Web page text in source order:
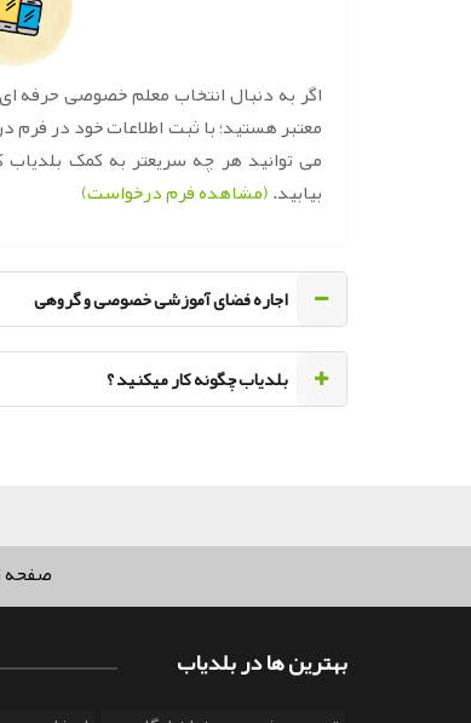
اگر به دنبال انتخاب معلم خصوصی حرفه
معتبر هستید؛ با ثبت اطلاعات خود در
می توانید هر چه سریعتر به کمک
بیابید.(مشاهده فرم درخواست)
اجاره فضای آموزشی خصوصی و گروهی
‌بلدیاب چگونه کار میکنید ؟
صفحه
بهترین ها در بلدیاب